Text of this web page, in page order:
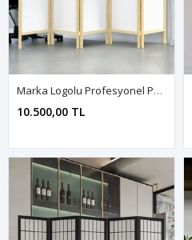
Marka Logolu Profesyonel Paravan | Kişiye Özel
10.500,00 TL